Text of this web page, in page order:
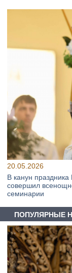
20.05.2026
В канун
совершил
семинарии
ПОПУЛЯРНЫЕ